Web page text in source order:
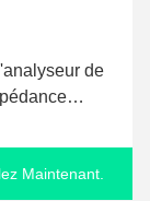
de
Maintenant.